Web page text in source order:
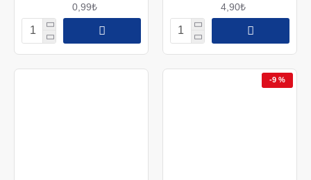
0,99₺
4,90₺
-9 %